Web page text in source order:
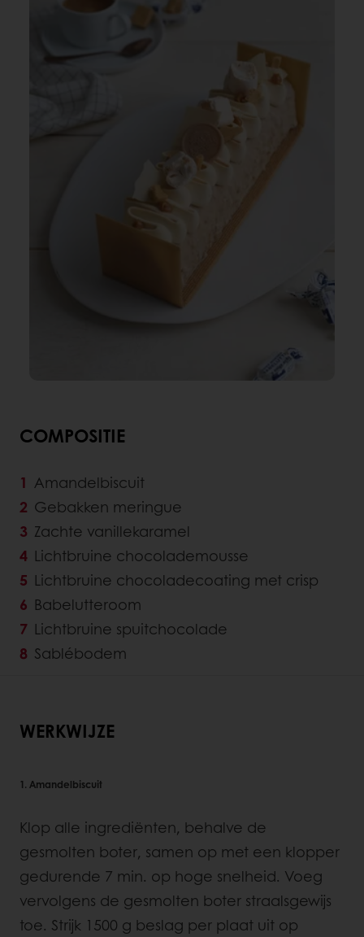
COMPOSITIE
Amandelbiscuit
Gebakken meringue
Zachte vanillekaramel
Lichtbruine chocolademousse
Lichtbruine chocoladecoating met crisp
Babelutteroom
Lichtbruine spuitchocolade
Sablébodem
WERKWIJZE
1. Amandelbiscuit
Klop alle ingrediënten, behalve de
gesmolten boter, samen op met een klopper
gedurende 7 min. op hoge snelheid. Voeg
vervolgens de gesmolten boter straalsgewijs
toe. Strijk 1500 g beslag per plaat uit op